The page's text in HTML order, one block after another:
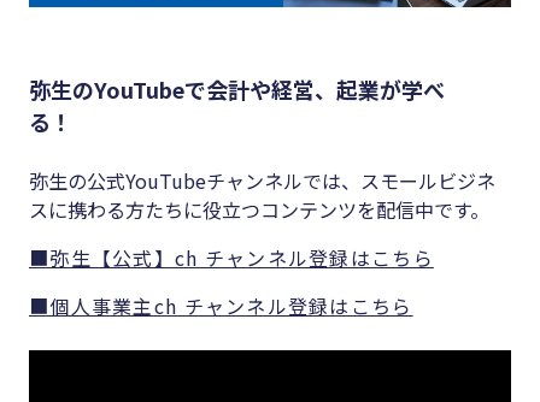
弥生のYouTubeで会計や経営、起業が学べ
る！
弥生の公式YouTubeチャンネルでは、スモールビジネ
スに携わる方たちに役立つコンテンツを配信中です。
■弥生【公式】ch チャンネル登録はこちら
■個人事業主ch チャンネル登録はこちら